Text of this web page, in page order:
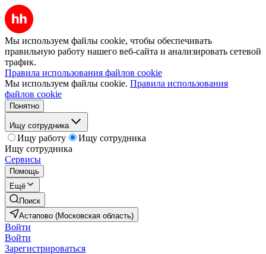
Мы используем файлы cookie, чтобы обеспечивать
правильную работу нашего веб-сайта и анализировать сетевой
трафик.
Правила использования файлов cookie
Мы используем файлы cookie. Правила использования
файлов cookie
Понятно
Ищу сотрудника
Ищу работу
Ищу сотрудника
Ищу сотрудника
Сервисы
Помощь
Ещё
Поиск
Астапово (Московская область)
Войти
Войти
Зарегистрироваться